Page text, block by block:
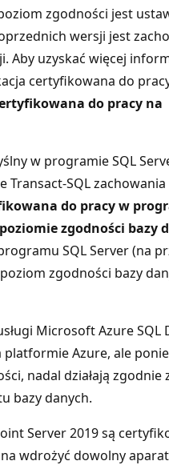
zgodności jest
wersji jest
Aby uzyskać więcej
certyfikowana do
do pracy na
w programie SQL
Transact-SQL zachowania
do pracy w
zgodności bazy
SQL Server (na
poziom zgodności bazy
Microsoft Azure SQL
Azure, ale
nadal działają zgodnie
bazy danych.
Server 2019 są
wdrożyć dowolny